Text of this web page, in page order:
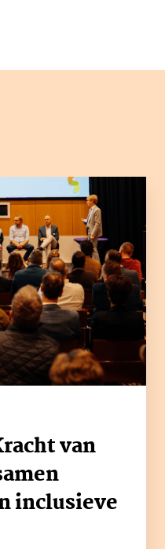
van
inclusieve